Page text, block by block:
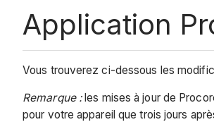
Application
Vous trouverez ci-dessous les
Remarque : les mises à jour de
pour votre appareil que trois jours